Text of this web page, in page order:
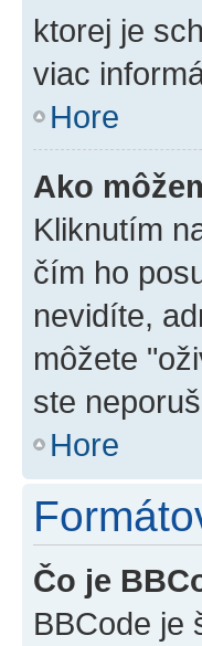
ktorej je
viac
Hore
Ako
Kliknutím
čím ho
nevidíte,
môžete
ste
Hore
Čo je
BBCode je